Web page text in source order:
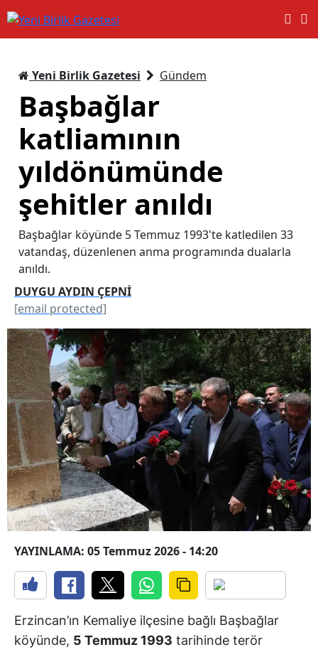
Yeni Birlik Gazetesi Gündem
Başbağlar
katliamının
yıldönümünde
şehitler anıldı
Başbağlar köyünde 5 Temmuz 1993'te katledilen 33
vatandaş, düzenlenen anma programında dualarla
anıldı.
DUYGU AYDIN ÇEPNİ
[email protected]
YAYINLAMA: 05 Temmuz 2026 - 14:20
Erzincan’ın Kemaliye ilçesine bağlı Başbağlar
köyünde, 5 Temmuz 1993 tarihinde terör